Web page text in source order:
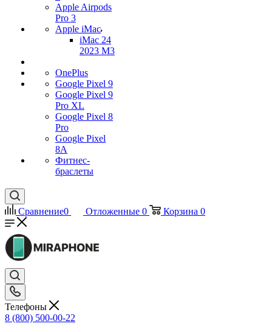
Apple Airpods
Pro 3
Apple iMac
iMac 24
2023 M3
OnePlus
Google Pixel 9
Google Pixel 9
Pro XL
Google Pixel 8
Pro
Google Pixel
8A
Фитнес-
браслеты
Сравнение0 Отложенные 0 Корзина 0
Телефоны
8 (800) 500-00-22